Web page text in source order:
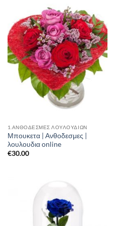
1.ΑΝΘΟΔΕΣΜΕΣ ΛΟΥΛΟΥΔΙΩΝ
Μπουκετα | Ανθοδεσμες |
λουλουδια online
€30.00